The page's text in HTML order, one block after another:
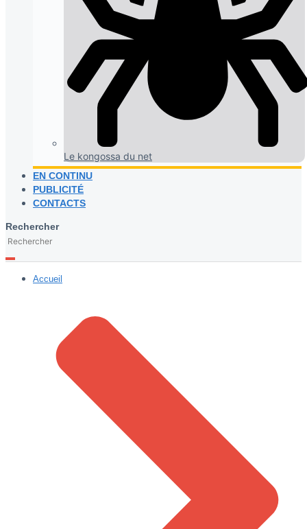
Le kongossa du net
EN CONTINU
PUBLICITÉ
CONTACTS
Rechercher
Accueil